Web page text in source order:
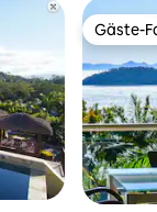
Gäste-
Gäste-